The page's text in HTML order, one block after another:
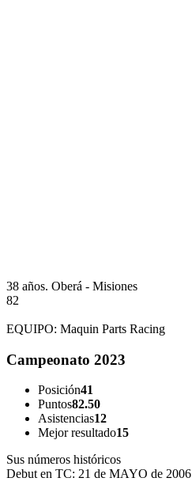
38 años. Oberá - Misiones
82
EQUIPO: Maquin Parts Racing
Campeonato 2023
Posición41
Puntos82.50
Asistencias12
Mejor resultado15
Sus números históricos
Debut en TC: 21 de MAYO de 2006